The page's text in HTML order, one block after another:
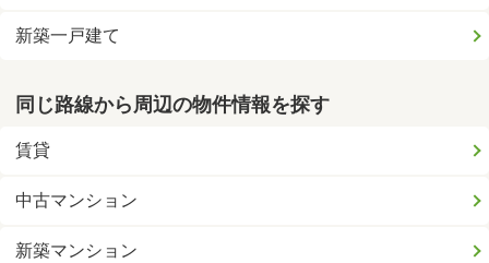
新築一戸建て
同じ路線から周辺の物件情報を探す
賃貸
中古マンション
新築マンション